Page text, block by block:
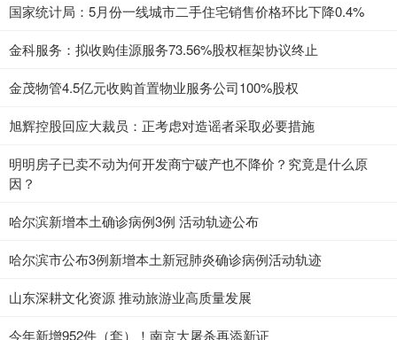
国家统计局：5月份一线城市二手住宅销售价格环比下降0.4%
金科服务：拟收购佳源服务73.56%股权框架协议终止
金茂物管4.5亿元收购首置物业服务公司100%股权
旭辉控股回应大裁员：正考虑对造谣者采取必要措施
明明房子已卖不动为何开发商宁破产也不降价？究竟是什么原
因？
哈尔滨新增本土确诊病例3例 活动轨迹公布
哈尔滨市公布3例新增本土新冠肺炎确诊病例活动轨迹
山东深耕文化资源 推动旅游业高质量发展
今年新增952件（套）！南京大屠杀再添新证